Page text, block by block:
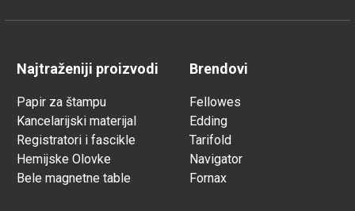
Najtraženiji proizvodi
Papir za štampu
Kancelarijski materijal
Registratori i fascikle
Hemijske Olovke
Bele magnetne table
Brendovi
Fellowes
Edding
Tarifold
Navigator
Fornax